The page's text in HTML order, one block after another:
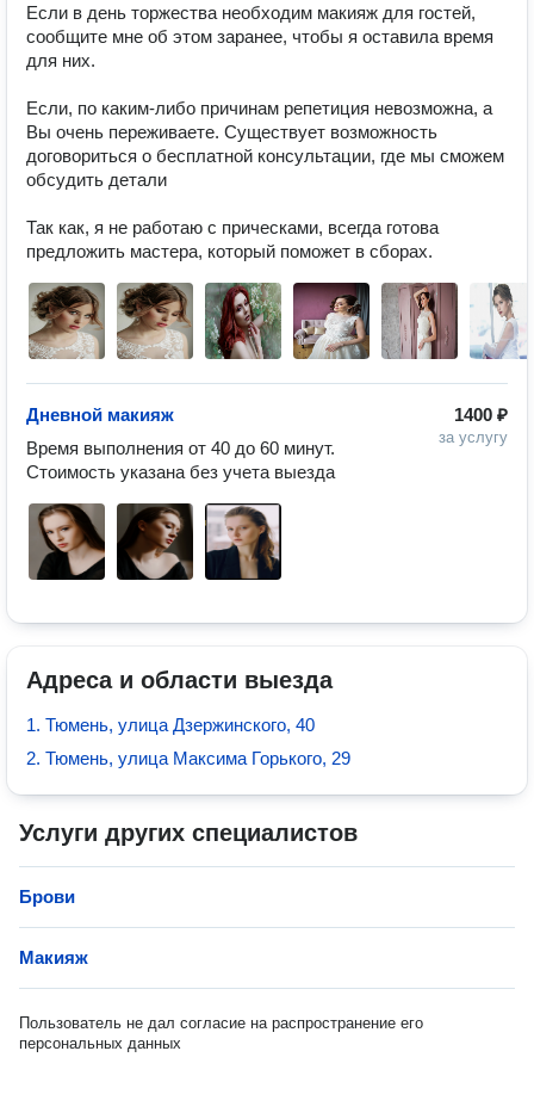
Если в день торжества необходим макияж для гостей,
сообщите мне об этом заранее, чтобы я оставила время
для них.
Если, по каким-либо причинам репетиция невозможна, а
Вы очень переживаете. Существует возможность
договориться о бесплатной консультации, где мы сможем
обсудить детали
Так как, я не работаю с прическами, всегда готова
предложить мастера, который поможет в сборах.
1400 ₽
за услугу
Дневной макияж
Время выполнения от 40 до 60 минут.
Стоимость указана без учета выезда
Адреса и области выезда
1. Тюмень, улица Дзержинского, 40
2. Тюмень, улица Максима Горького, 29
Услуги других специалистов
Брови
Макияж
Пользователь не дал согласие на распространение его
персональных данных